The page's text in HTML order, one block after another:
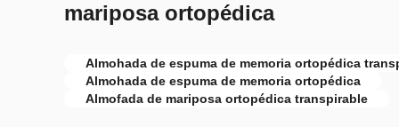
mariposa ortopédica
Almohada de espuma de memoria ortopédica
Almohada de espuma de memoria ortopédica
Almofada de mariposa ortopédica transpirable